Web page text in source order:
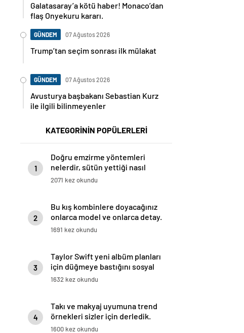
Galatasaray’a kötü haber! Monaco’dan
flaş Onyekuru kararı.
GÜNDEM 07 Ağustos 2026
Trump’tan seçim sonrası ilk mülakat
GÜNDEM 07 Ağustos 2026
Avusturya başbakanı Sebastian Kurz
ile ilgili bilinmeyenler
KATEGORİNİN POPÜLERLERİ
1
Doğru emzirme yöntemleri
nelerdir, sütün yettiği nasıl
anlaşılır?
2071 kez okundu
2
Bu kış kombinlere doyacağınız
onlarca model ve onlarca detay.
1691 kez okundu
3
Taylor Swift yeni albüm planları
için düğmeye bastığını sosyal
medyadan duyurdu!
1632 kez okundu
4
Takı ve makyaj uyumuna trend
örnekleri sizler için derledik.
1600 kez okundu